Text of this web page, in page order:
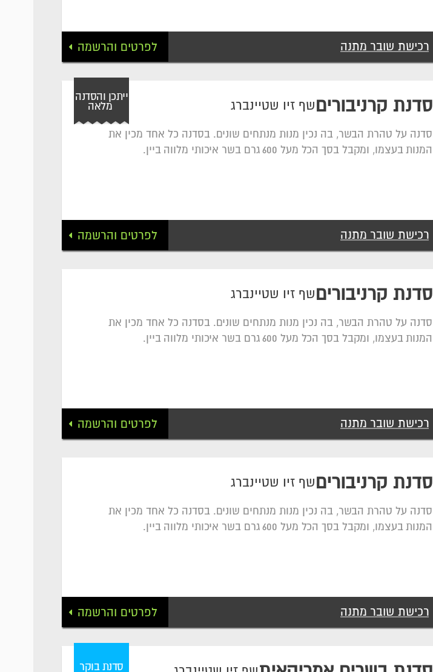
רכישת שובר מתנה לפרטים והרשמה
ייתכן והסדנה
מלאה
סדנת קרניבוריםשף זיו שטיינברג
סדנה על טהרת הבשר, בה נכין מנות מנתחים שונים. בסדנה כל אחד מכין את
המנות בעצמו, ומקבל בסך הכל מעל 600 גרם בשר איכותי מלווה ביין.
רכישת שובר מתנה לפרטים והרשמה
סדנת קרניבוריםשף זיו שטיינברג
סדנה על טהרת הבשר, בה נכין מנות מנתחים שונים. בסדנה כל אחד מכין את
המנות בעצמו, ומקבל בסך הכל מעל 600 גרם בשר איכותי מלווה ביין.
רכישת שובר מתנה לפרטים והרשמה
סדנת קרניבוריםשף זיו שטיינברג
סדנה על טהרת הבשר, בה נכין מנות מנתחים שונים. בסדנה כל אחד מכין את
המנות בעצמו, ומקבל בסך הכל מעל 600 גרם בשר איכותי מלווה ביין.
רכישת שובר מתנה לפרטים והרשמה
סדנת בוקר